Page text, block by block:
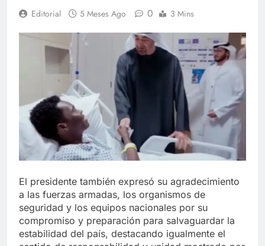
Editorial 5 Meses Ago 0 3 Mins
El presidente también expresó su agradecimiento
a las fuerzas armadas, los organismos de
seguridad y los equipos nacionales por su
compromiso y preparación para salvaguardar la
estabilidad del país, destacando igualmente el